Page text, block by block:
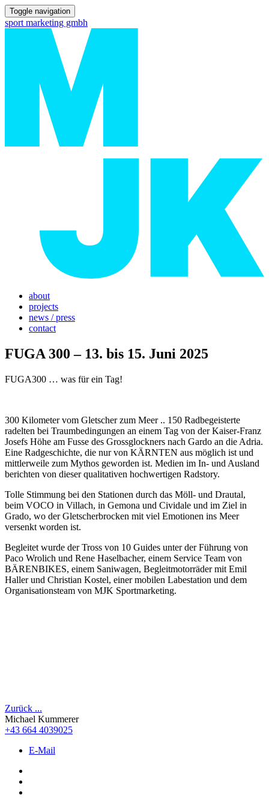
Toggle navigation
sport marketing gmbh
about
projects
news / press
contact
FUGA 300 – 13. bis 15. Juni 2025
FUGA300 … was für ein Tag!
300 Kilometer vom Gletscher zum Meer .. 150 Radbegeisterte
radelten bei Traumbedingungen an einem Tag von der Kaiser-Franz
Josefs Höhe am Fusse des Grossglockners nach Gardo an die Adria.
Eine Radgeschichte, die nur von KÄRNTEN aus möglich ist und
mittlerweile zum Mythos geworden ist. Medien im In- und Ausland
berichten von dieser qualitativen hochwertigen Radstory.
Tolle Stimmung bei den Stationen durch das Möll- und Drautal,
beim VOCO in Villach, in Gemona und Cividale und im Ziel in
Grado, wo der Gletscherbrocken mit viel Emotionen ins Meer
versenkt worden ist.
Begleitet wurde der Tross von 10 Guides unter der Führung von
Paco Wrolich und Rene Haselbacher, einem Service Team von
BÄRENBIKES, einem Saniwagen, Begleitmotorräder mit Emil
Haller und Christian Kostel, einer mobilen Labestation und dem
Organisationsteam von MJK Sportmarketing.
Zurück ...
Michael Kummerer
+43 664 4039025
E-Mail